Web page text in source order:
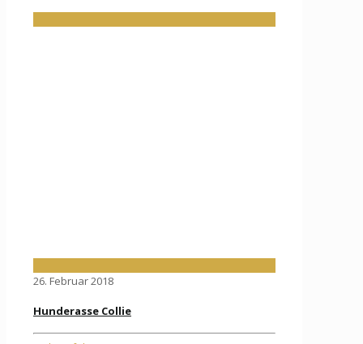
26. Februar 2018
Hunderasse Collie